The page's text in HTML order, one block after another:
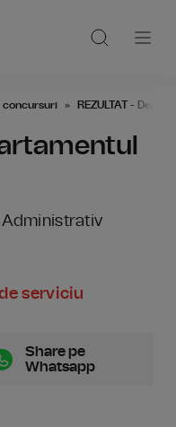
concursuri REZULTAT -
Administrativ
serviciu
Share pe
Whatsapp